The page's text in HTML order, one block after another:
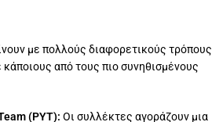
με πολλούς διαφορετικούς τρόπους
από τους πιο συνηθισμένους
(PYT): Οι συλλέκτες αγοράζουν μια